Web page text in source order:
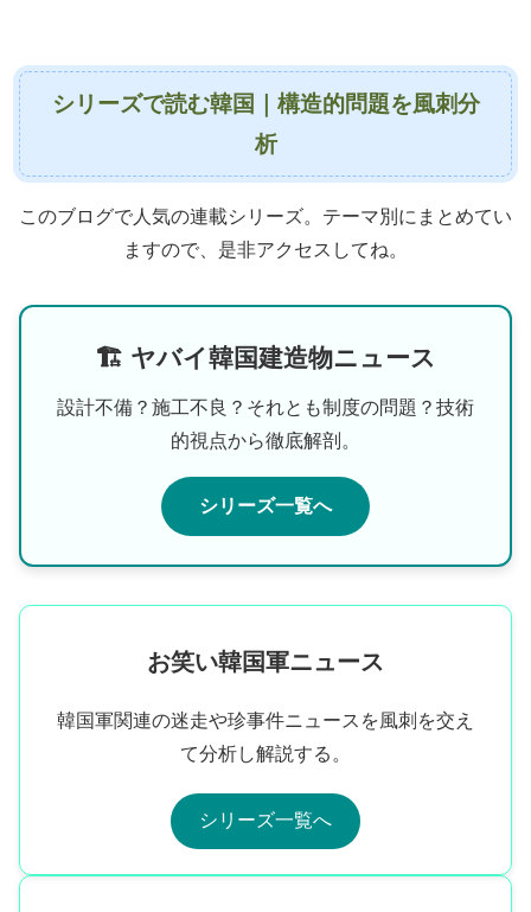
シリーズで読む韓国｜構造的問題を風刺分
析
このブログで人気の連載シリーズ。テーマ別にまとめてい
ますので、是非アクセスしてね。
🏗 ヤバイ韓国建造物ニュース
設計不備？施工不良？それとも制度の問題？技術
的視点から徹底解剖。
シリーズ一覧へ
お笑い韓国軍ニュース
韓国軍関連の迷走や珍事件ニュースを風刺を交え
て分析し解説する。
シリーズ一覧へ